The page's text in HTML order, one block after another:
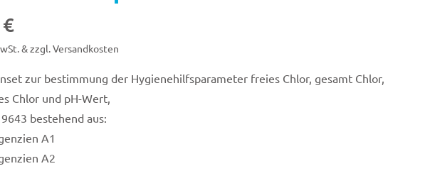
€
& zzgl. Versandkosten
zur bestimmung der Hygienehilfsparameter freies Chlor, gesamt Chlor,
Chlor und pH-Wert,
bestehend aus:
A1
A2